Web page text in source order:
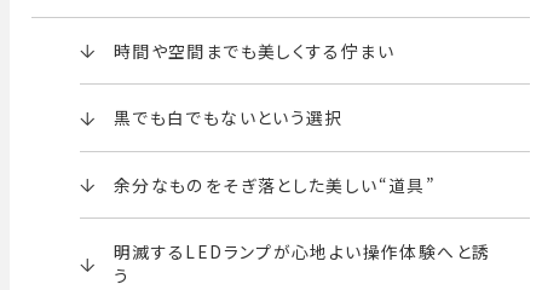
時間や空間までも美しくする佇まい
黒でも白でもないという選択
余分なものをそぎ落とした美しい“道具”
明滅するLEDランプが心地よい操作体験へと誘
う